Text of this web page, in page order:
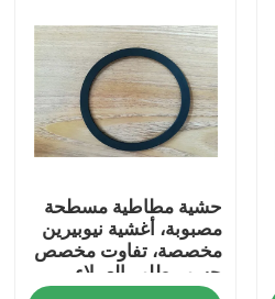
حشية مطاطية مسطحة
مصبوبة، أغشية نيوبيرين
مخصصة، تفاوت مخصص
حسب طلب العملاء،